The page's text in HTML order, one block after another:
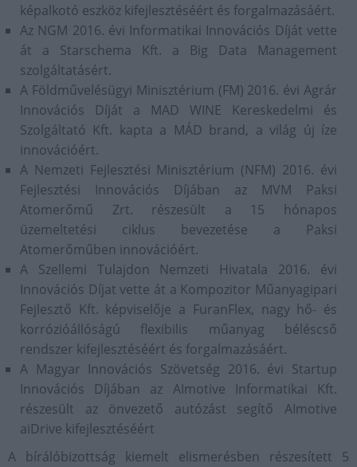
képalkotó eszköz kifejlesztéséért és forgalmazásáért.
Az NGM 2016. évi Informatikai Innovációs Díját vette
át a Starschema Kft. a Big Data Management
szolgáltatásért.
A Földművelésügyi Minisztérium (FM) 2016. évi Agrár
Innovációs Díját a MAD WINE Kereskedelmi és
Szolgáltató Kft. kapta a MÁD brand, a világ új íze
innovációért.
A Nemzeti Fejlesztési Minisztérium (NFM) 2016. évi
Fejlesztési Innovációs Díjában az MVM Paksi
Atomerőmű Zrt. részesült a 15 hónapos
üzemeltetési ciklus bevezetése a Paksi
Atomerőműben innovációért.
A Szellemi Tulajdon Nemzeti Hivatala 2016. évi
Innovációs Díjat vette át a Kompozitor Műanyagipari
Fejlesztő Kft. képviselője a FuranFlex, nagy hő- és
korrózióállóságú flexibilis műanyag béléscső
rendszer kifejlesztéséért és forgalmazásáért.
A Magyar Innovációs Szövetség 2016. évi Startup
Innovációs Díjában az AImotive Informatikai Kft.
részesült az önvezető autózást segítő AImotive
aiDrive kifejlesztéséért
A bírálóbizottság kiemelt elismerésben részesített 5